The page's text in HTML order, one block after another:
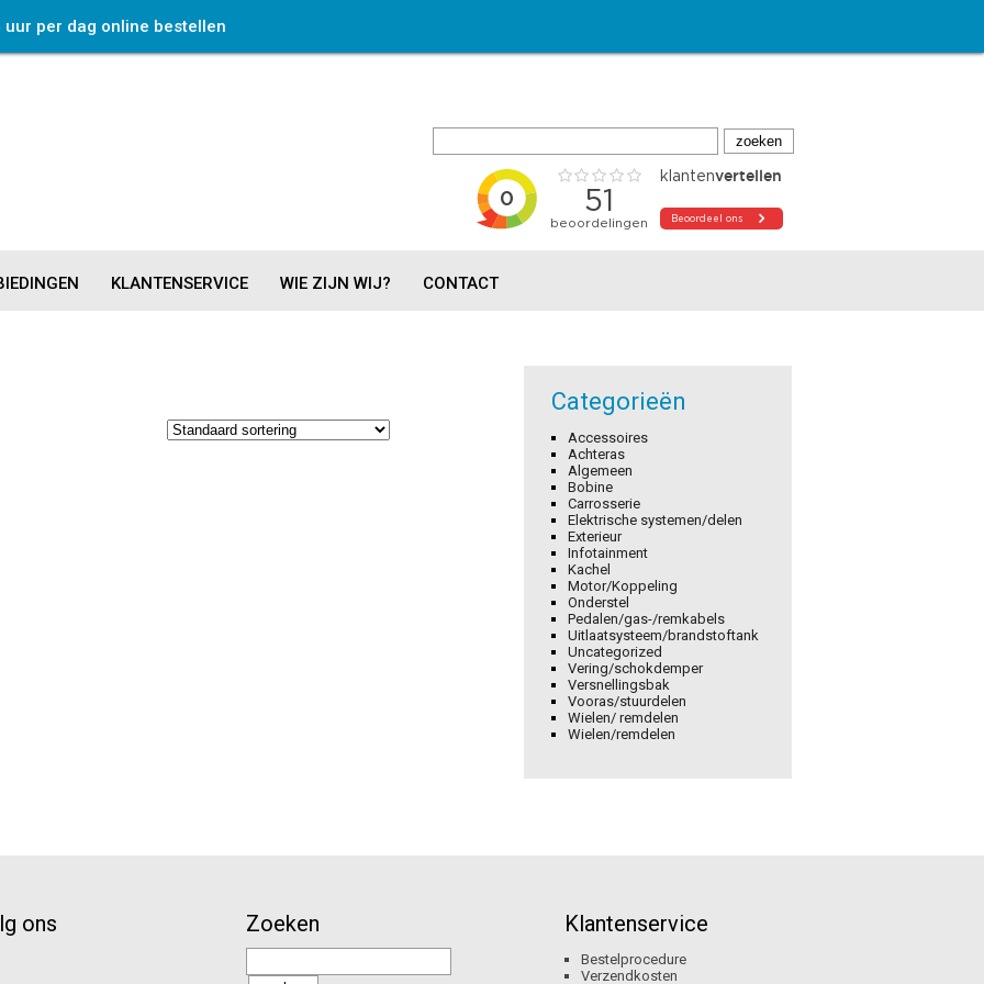
uur per dag online bestellen
KLANTENSERVICE WIE ZIJN WIJ? CONTACT
Categorieën
Accessoires
Achteras
Algemeen
Bobine
Carrosserie
Elektrische systemen/delen
Exterieur
Infotainment
Kachel
Motor/Koppeling
Onderstel
Pedalen/gas-/remkabels
Uitlaatsysteem/brandstoftank
Uncategorized
Vering/schokdemper
Versnellingsbak
Vooras/stuurdelen
Wielen/ remdelen
Wielen/remdelen
ons Zoeken Klantenservice
Bestelprocedure
Verzendkosten